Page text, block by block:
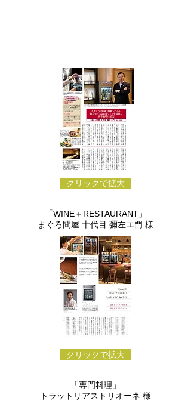
クリックで拡大
​「WINE＋RESTAURANT」
まぐろ問屋 十代目 彌左エ門 様
クリックで拡大
​「専門料理」
トラットリアストリオーネ 様